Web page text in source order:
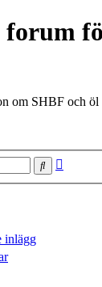
forum
om SHBF och
Sök
inlägg